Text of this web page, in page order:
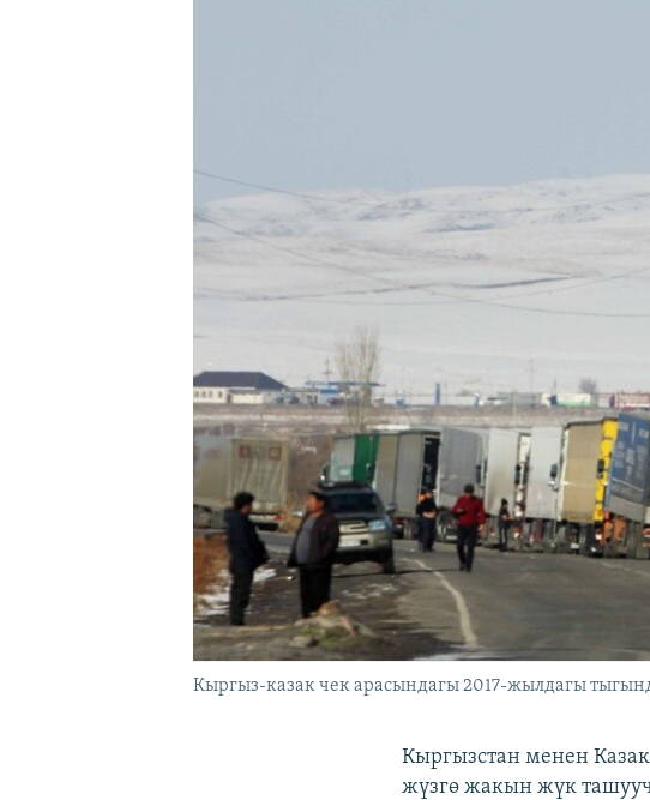
Кыргыз-казак чек арасындагы 2017-жылдагы
Кыргызстан менен
жүзгө жакын жүк